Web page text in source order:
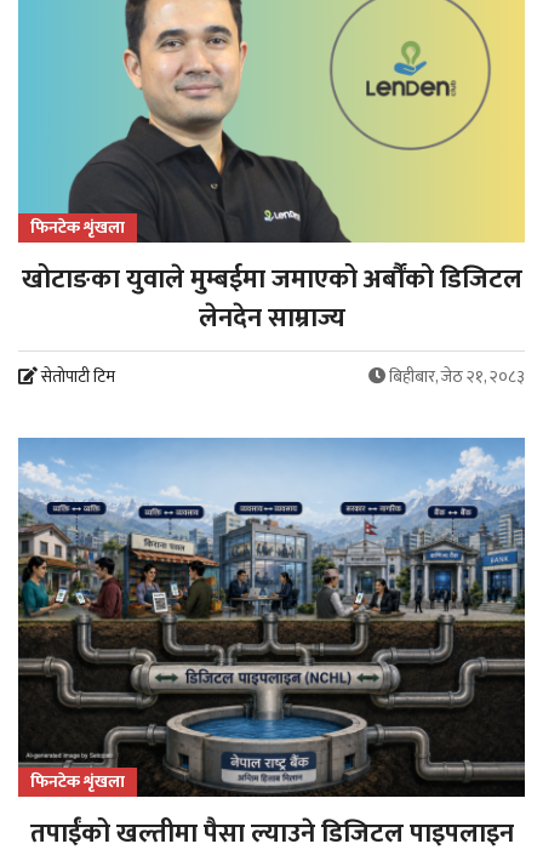
फिनटेक शृंखला
खोटाङका युवाले मुम्बईमा जमाएको अर्बौंको डिजिटल
लेनदेन साम्राज्य
सेतोपाटी टिम बिहीबार, जेठ २१, २०८३
फिनटेक शृंखला
तपाईंको खल्तीमा पैसा ल्याउने डिजिटल पाइपलाइन